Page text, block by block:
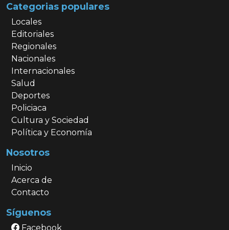
Categorias populares
Locales
Editoriales
Regionales
Nacionales
Internacionales
Salud
Deportes
Policiaca
Cultura y Sociedad
Política y Economía
Nosotros
Inicio
Acerca de
Contacto
Síguenos
Facebook